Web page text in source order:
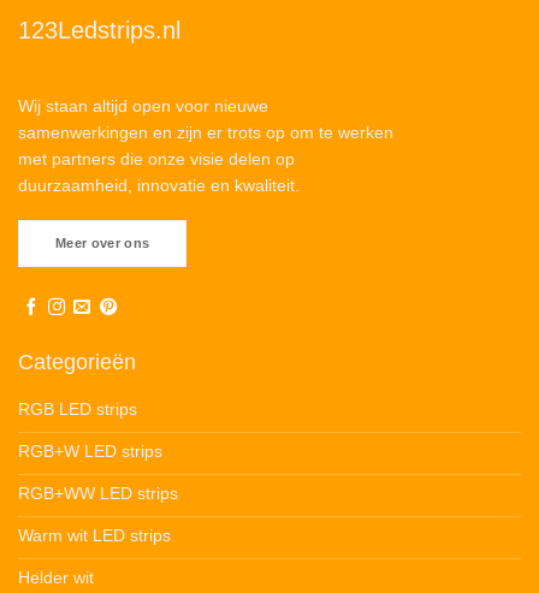
123Ledstrips.nl
Wij staan altijd open voor nieuwe
samenwerkingen en zijn er trots op om te werken
met partners die onze visie delen op
duurzaamheid, innovatie en kwaliteit.
Meer over ons
Categorieën
RGB LED strips
RGB+W LED strips
RGB+WW LED strips
Warm wit LED strips
Helder wit